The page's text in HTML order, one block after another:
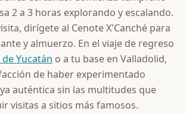
2 a 3 horas explorando y escalando.
dirígete al Cenote X'Canché para
y almuerzo. En el viaje de regreso
Yucatán o a tu base en Valladolid,
de haber experimentado
auténtica sin las multitudes que
visitas a sitios más famosos.